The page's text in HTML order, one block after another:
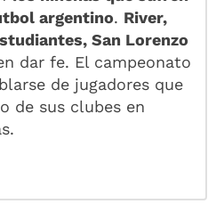
argentino. River,
San Lorenzo
dar fe. El campeonato
de jugadores que
de sus clubes en